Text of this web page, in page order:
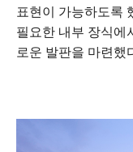
표현이 가능하도록
필요한 내부 장식에
로운 발판을 마련했